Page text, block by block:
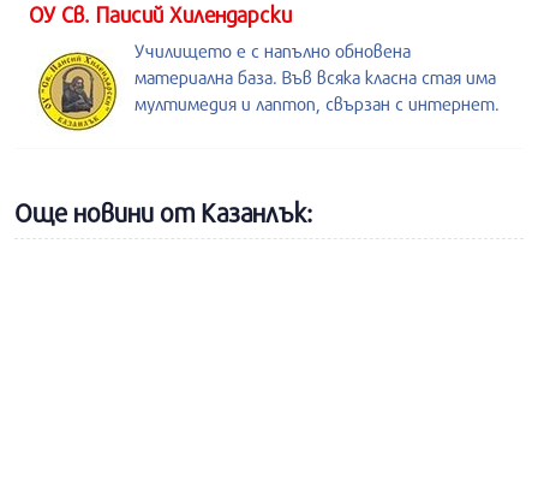
ОУ Св. Паисий Хилендарски
Училището е с напълно обновена
материална база. Във всяка класна стая има
мултимедия и лаптоп, свързан с интернет.
Още новини от Казанлък: